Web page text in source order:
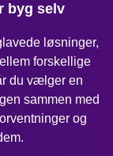
byg selv
løsninger,
forskellige
du vælger en
sammen med
og